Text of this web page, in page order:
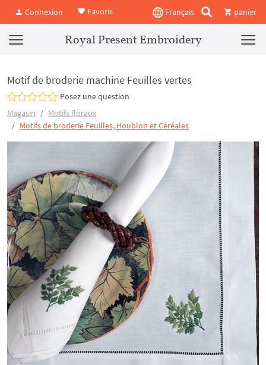
Connexion Favoris Français panier
Royal Present Embroidery
Motif de broderie machine Feuilles vertes
Posez une question
Magasin
Motifs floraux
Motifs de broderie Feuilles, Houblon et Céréales